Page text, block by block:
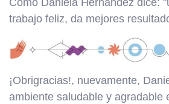
Como Daniela Hernandez dice:
trabajo feliz, da mejores
¡Obrigracias!, nuevamente,
ambiente saludable y agradable